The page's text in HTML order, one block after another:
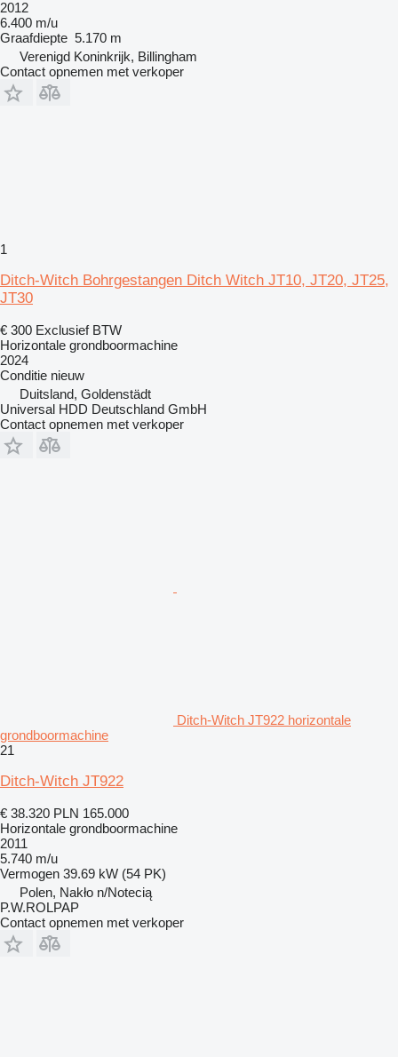
2012
6.400 m/u
Graafdiepte 5.170 m
Verenigd Koninkrijk, Billingham
Contact opnemen met verkoper
1
Ditch-Witch Bohrgestangen Ditch Witch JT10, JT20, JT25,
JT30
€ 300 Exclusief BTW
Horizontale grondboormachine
2024
Conditie nieuw
Duitsland, Goldenstädt
Universal HDD Deutschland GmbH
Contact opnemen met verkoper
Ditch-Witch JT922 horizontale
grondboormachine
21
Ditch-Witch JT922
€ 38.320 PLN 165.000
Horizontale grondboormachine
2011
5.740 m/u
Vermogen 39.69 kW (54 PK)
Polen, Nakło n/Notecią
P.W.ROLPAP
Contact opnemen met verkoper